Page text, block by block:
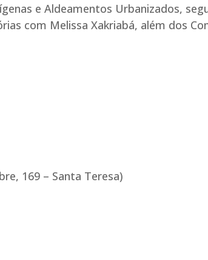
e Aldeamentos Urbanizados,
com Melissa Xakriabá, além dos
169 – Santa Teresa)